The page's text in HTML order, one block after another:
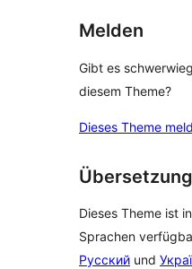
Melden
Gibt es
diesem Theme?
Dieses Theme
Dieses Theme ist
Sprachen
Русский und